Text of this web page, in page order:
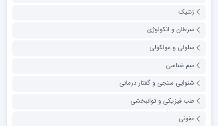
ژنتیک
سرطان و انکولوژی
سلولی و مولکولی
سم شناسی
شنوایی سنجی و گفتار درمانی
طب فیزیکی و توانبخشی
عفونی